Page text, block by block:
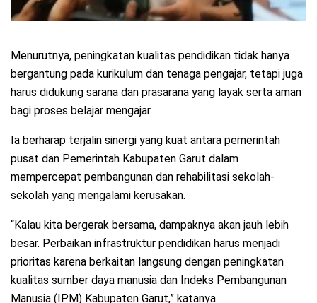
Menurutnya, peningkatan kualitas pendidikan tidak hanya
bergantung pada kurikulum dan tenaga pengajar, tetapi juga
harus didukung sarana dan prasarana yang layak serta aman
bagi proses belajar mengajar.
Ia berharap terjalin sinergi yang kuat antara pemerintah
pusat dan Pemerintah Kabupaten Garut dalam
mempercepat pembangunan dan rehabilitasi sekolah-
sekolah yang mengalami kerusakan.
“Kalau kita bergerak bersama, dampaknya akan jauh lebih
besar. Perbaikan infrastruktur pendidikan harus menjadi
prioritas karena berkaitan langsung dengan peningkatan
kualitas sumber daya manusia dan Indeks Pembangunan
Manusia (IPM) Kabupaten Garut,” katanya.